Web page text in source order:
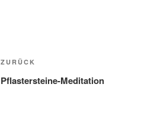
Beitragsnavigation
Vorheriger
Beitrag
ZURÜCK
Pflastersteine-Meditation